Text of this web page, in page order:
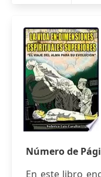
Número de
En este libro